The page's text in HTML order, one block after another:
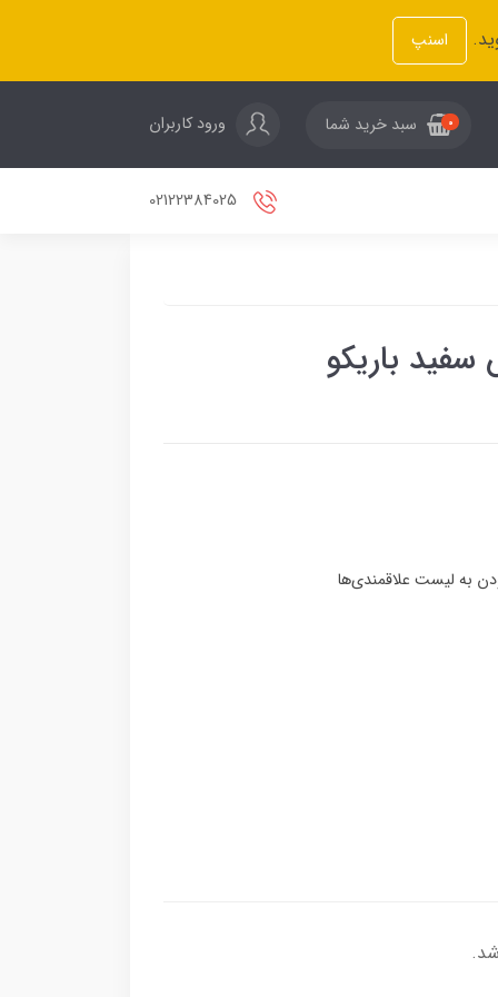
اسنپ
0 سبد خرید شما ورود کاربران
باریکو